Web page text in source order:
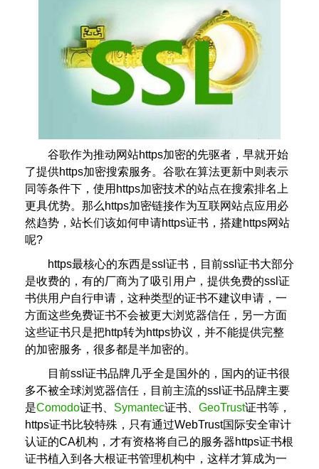
谷歌作为推动网站https加密的先驱者，早就开始
了提供https加密搜索服务。谷歌在算法更新中则表示
同等条件下，使用https加密技术的站点在搜索排名上
更具优势。那么https加密链接作为互联网站点应用必
然趋势，站长们该如何申请https证书，搭建https网站
呢?
https最核心的东西是ssl证书，目前ssl证书大部分
是收费的，有的厂商为了吸引用户，提供免费的ssl证
书供用户自行申请，这种类型的证书不建议申请，一
方面这些免费证书不会被更大浏览器信任，另一方面
这些证书只是把http转为https协议，并不能提供完整
的加密服务，很多都是半加密的。
目前ssl证书品牌几乎全是国外的，国内的证书很
多不被全球浏览器信任，目前主流的ssl证书品牌主要
是Comodo证书、 Symantec证书、 GeoTrust证书等，
https证书比较特殊，只有通过WebTrust国际安全审计
认证的CA机构，才有资格将自己的服务器https证书根
证书植入到各大根证书管理机构中，这样才算成为一